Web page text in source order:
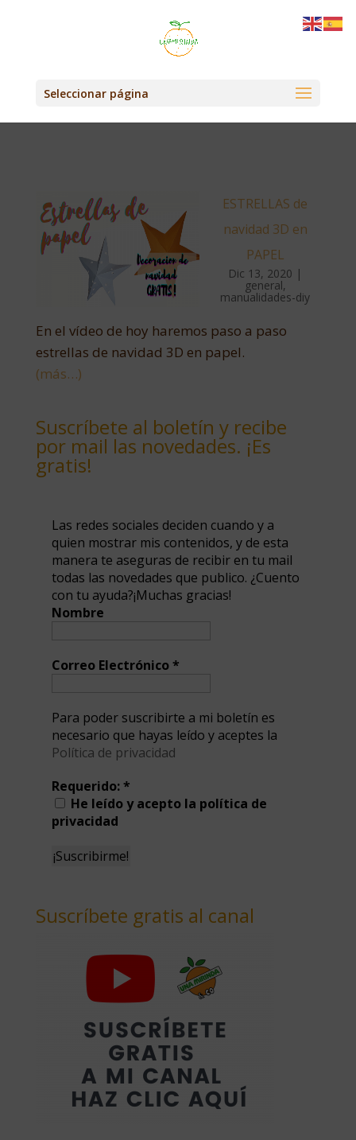
Seleccionar página
ESTRELLAS de
navidad 3D en
PAPEL
Dic 13, 2020 |
general,
manualidades-diy
En el vídeo de hoy haremos paso a paso
estrellas de navidad 3D en papel.
(más…)
Suscríbete al boletín y recibe
por mail las novedades. ¡Es
gratis!
Las redes sociales deciden cuando y a
quien mostrar mis contenidos, y de esta
manera te aseguras de recibir en tu mail
todas las novedades que publico. ¿Cuento
con tu ayuda?¡Muchas gracias!
Nombre
Correo Electrónico*
Para poder suscribirte a mi boletín es
necesario que hayas leído y aceptes la
Política de privacidad
Requerido:*
He leído y acepto la política de
privacidad
Suscríbete gratis al canal